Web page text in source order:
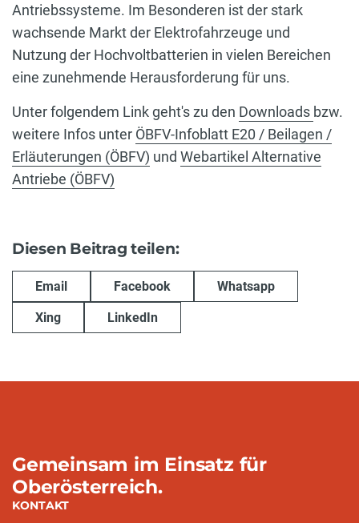
Antriebssysteme. Im Besonderen ist der stark
wachsende Markt der Elektrofahrzeuge und
Nutzung der Hochvoltbatterien in vielen Bereichen
eine zunehmende Herausforderung für uns.
Unter folgendem Link geht's zu den Downloads bzw.
weitere Infos unter ÖBFV-Infoblatt E20 / Beilagen /
Erläuterungen (ÖBFV) und Webartikel Alternative
Antriebe (ÖBFV)
Diesen Beitrag teilen:
Email Facebook Whatsapp
Xing LinkedIn
Gemeinsam im Einsatz für
Oberösterreich.
KONTAKT